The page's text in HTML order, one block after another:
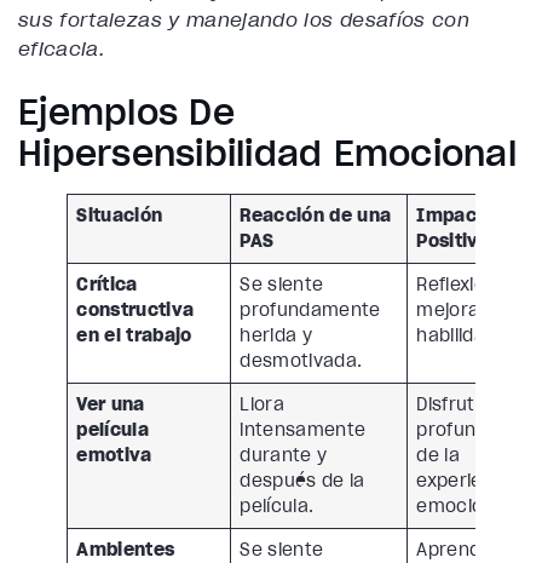
sus fortalezas y manejando los desafíos con
eficacia.
Ejemplos De
Hipersensibilidad Emocional
Situación
Reacción de una
PAS
Impacto
Positivo
Crítica
constructiva
en el trabajo
Se siente
profundamente
herida y
desmotivada.
Reflexiona y
mejora sus
habilidades.
Ver una
película
emotiva
Llora
intensamente
durante y
después de la
película.
Disfruta
de la
experiencia
emocional.
Ambientes
Se siente
Aprende a